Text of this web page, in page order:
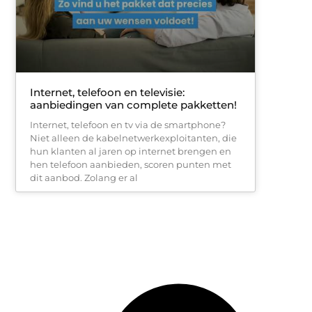
Internet, telefoon en televisie:
aanbiedingen van complete pakketten!
Internet, telefoon en tv via de smartphone?
Niet alleen de kabelnetwerkexploitanten, die
hun klanten al jaren op internet brengen en
hen telefoon aanbieden, scoren punten met
dit aanbod. Zolang er al